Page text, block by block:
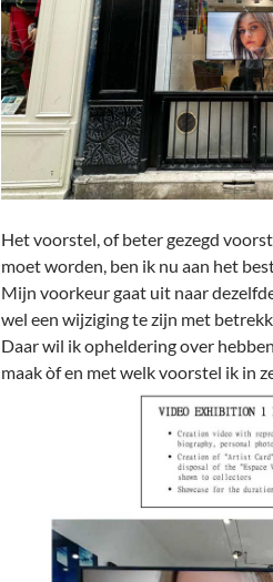
Het voorstel, of beter gezegd
moet worden, ben ik nu aan het
Mijn voorkeur gaat uit naar
wel een wijziging te zijn met
Daar wil ik opheldering over
maak òf en met welk voorstel ik in